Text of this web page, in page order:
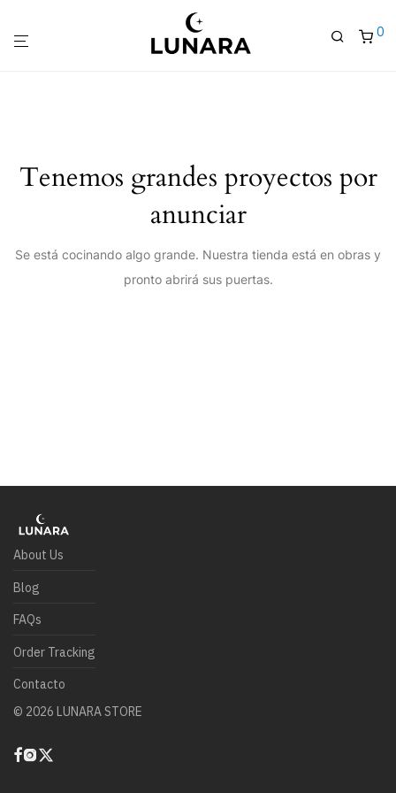
0
Tenemos grandes proyectos por
anunciar
Se está cocinando algo grande. Nuestra tienda está en obras y
pronto abrirá sus puertas.
About Us
Blog
FAQs
Order Tracking
Contacto
© 2026 LUNARA STORE